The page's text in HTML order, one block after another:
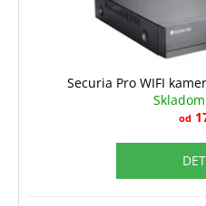
Securia Pro WIFI
Skladom
od